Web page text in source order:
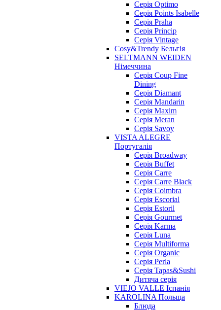
Серія Optimo
Серія Points Isabelle
Серія Praha
Серія Princip
Серія Vintage
Cosy&Trendy Бельгія
SELTMANN WEIDEN
Німеччина
Cерія Coup Fine
Dining
Cерія Diamant
Cерія Mandarin
Cерія Maxim
Серія Meran
Серія Savoy
VISTA ALEGRE
Португалія
Серія Broadway
Серія Buffet
Серія Carre
Серія Carre Black
Серія Coimbra
Серія Escorial
Серія Estoril
Серія Gourmet
Серія Karma
Серія Luna
Серія Multiforma
Серія Organic
Серія Perla
Серія Tapas&Sushi
Дитяча серія
VIEJO VALLE Іспанія
KAROLINA Польща
Блюда